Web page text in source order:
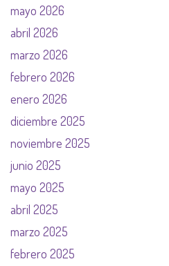
mayo 2026
abril 2026
marzo 2026
febrero 2026
enero 2026
diciembre 2025
noviembre 2025
junio 2025
mayo 2025
abril 2025
marzo 2025
febrero 2025